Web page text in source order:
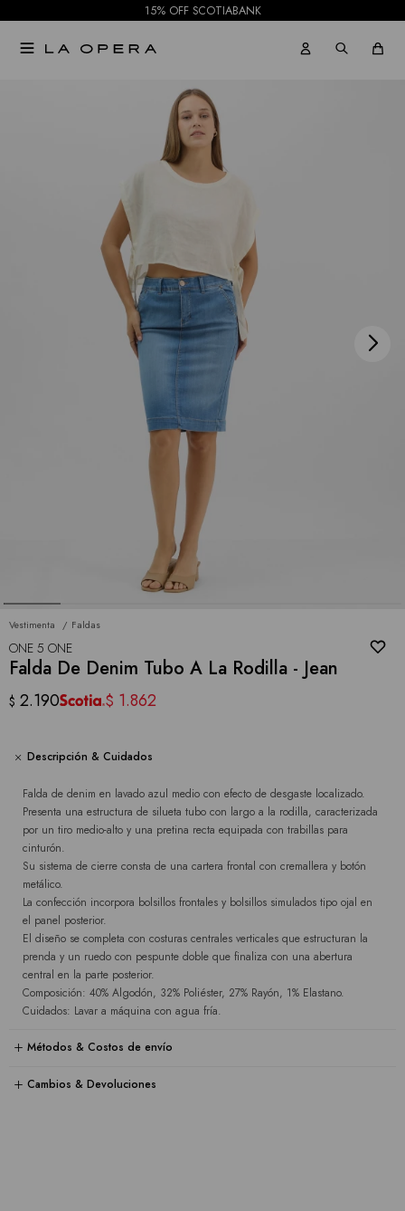
15% OFF SCOTIABANK

Vestimenta Faldas
ONE 5 ONE
Falda De Denim Tubo A La Rodilla - Jean
$ 2.190 $ 1.862
Descripción & Cuidados
Falda de denim en lavado azul medio con efecto de desgaste localizado.
Presenta una estructura de silueta tubo con largo a la rodilla, caracterizada
por un tiro medio-alto y una pretina recta equipada con trabillas para
cinturón.
Su sistema de cierre consta de una cartera frontal con cremallera y botón
metálico.
La confección incorpora bolsillos frontales y bolsillos simulados tipo ojal en
el panel posterior.
El diseño se completa con costuras centrales verticales que estructuran la
prenda y un ruedo con pespunte doble que finaliza con una abertura
central en la parte posterior.
Composición: 40% Algodón, 32% Poliéster, 27% Rayón, 1% Elastano.
Cuidados: Lavar a máquina con agua fría.
Métodos & Costos de envío
Cambios & Devoluciones
NOTIFICARME